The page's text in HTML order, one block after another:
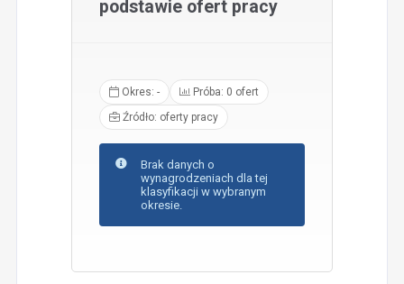
podstawie ofert pracy
Okres: -
Próba: 0 ofert
Źródło: oferty pracy
Brak danych o
wynagrodzeniach dla tej
klasyfikacji w wybranym
okresie.